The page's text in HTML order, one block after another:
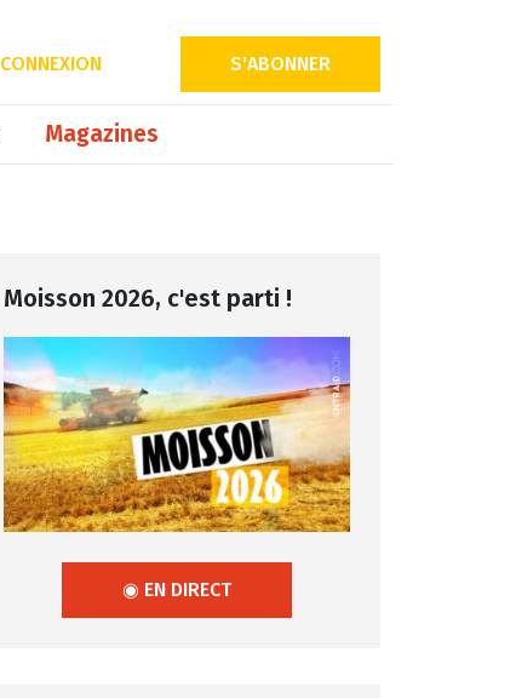
CONNEXION S'ABONNER
Magazines
Moisson 2026, c'est parti !
◉ EN DIRECT